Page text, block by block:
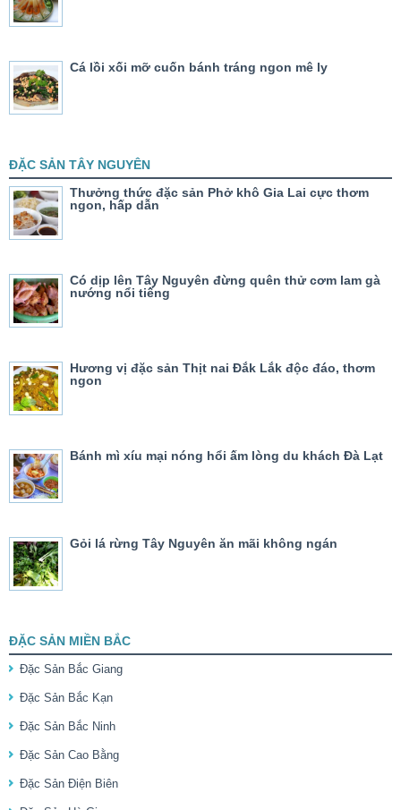
Cá lồi xối mỡ cuốn bánh tráng ngon mê ly
ĐẶC SẢN TÂY NGUYÊN
Thưởng thức đặc sản Phở khô Gia Lai cực thơm
ngon, hấp dẫn
Có dịp lên Tây Nguyên đừng quên thử cơm lam gà
nướng nổi tiếng
Hương vị đặc sản Thịt nai Đắk Lắk độc đáo, thơm
ngon
Bánh mì xíu mại nóng hổi ấm lòng du khách Đà Lạt
Gỏi lá rừng Tây Nguyên ăn mãi không ngán
ĐẶC SẢN MIỀN BẮC
Đặc Sản Bắc Giang
Đặc Sản Bắc Kạn
Đặc Sản Bắc Ninh
Đặc Sản Cao Bằng
Đặc Sản Điện Biên